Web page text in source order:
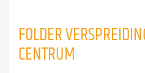
FOLDER
CENTRUM